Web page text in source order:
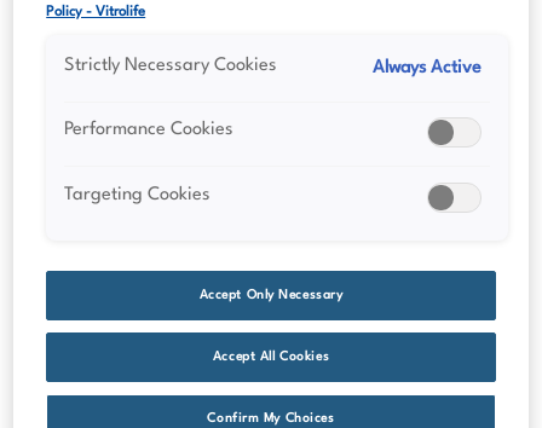
Finansiella rapporter
Läs Vitrolife Groups finansiella rapporter, inklusive den
senaste versionen av års- och hållbarhetsredovisningen samt
Policy - Vitrolife
Strictly Necessary Cookies Always Active
Performance Cookies
Targeting Cookies
Accept Only Necessary
Accept All Cookies
Confirm My Choices